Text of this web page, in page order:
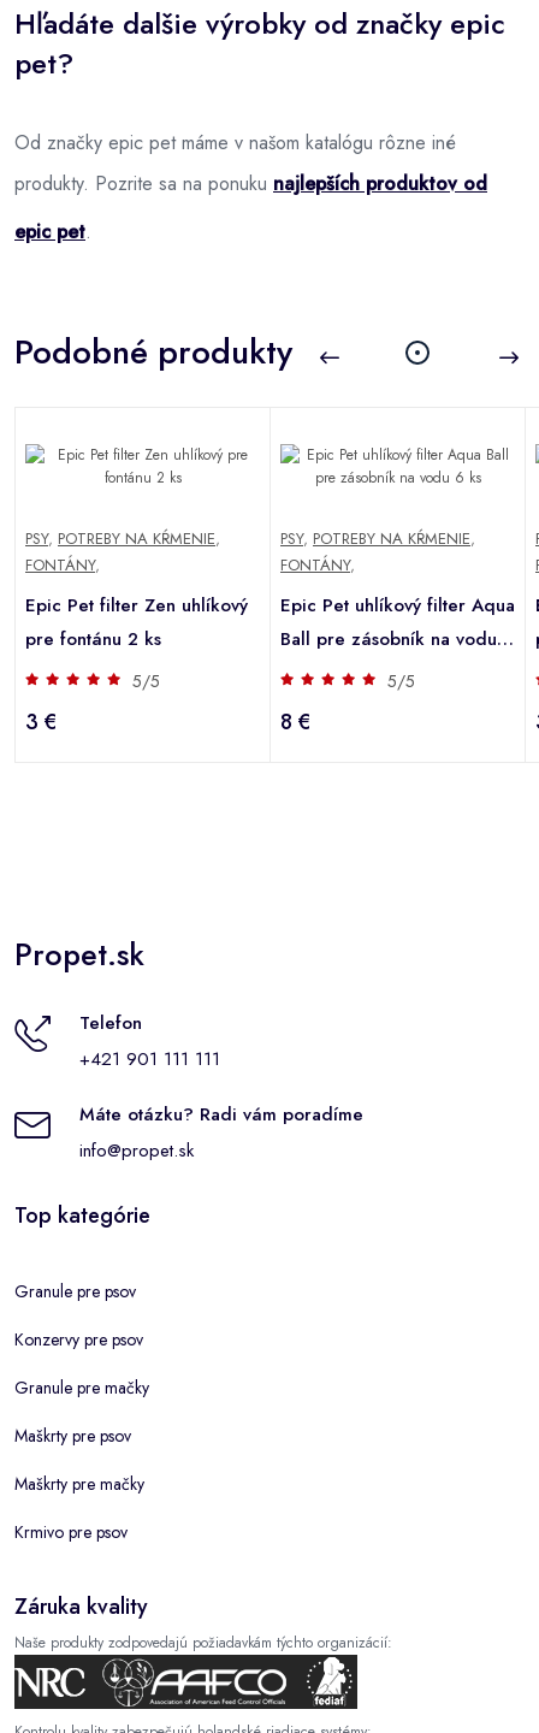
Hľadáte dalšie výrobky od značky epic
pet?
Od značky epic pet máme v našom katalógu rôzne iné
produkty. Pozrite sa na ponuku najlepších produktov od
epic pet.
Podobné produkty
PSY, POTREBY NA KŔMENIE,
FONTÁNY,
Epic Pet filter Zen uhlíkový
pre fontánu 2 ks
5/5
3 €
PSY, POTREBY NA KŔMENIE,
FONTÁNY,
Epic Pet uhlíkový filter Aqua
Ball pre zásobník na vodu 6
ks
5/5
8 €
Propet.sk
Telefon
+421 901 111 111
Máte otázku? Radi vám poradíme
info@propet.sk
Top kategórie
Granule pre psov
Konzervy pre psov
Granule pre mačky
Maškrty pre psov
Maškrty pre mačky
Krmivo pre psov
Záruka kvality
Naše produkty zodpovedajú požiadavkám týchto organizácií: